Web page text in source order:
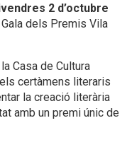
2 d’octubre
Gala dels Premis Vila
Casa de Cultura
certàmens literaris
la creació literària
amb un premi únic de